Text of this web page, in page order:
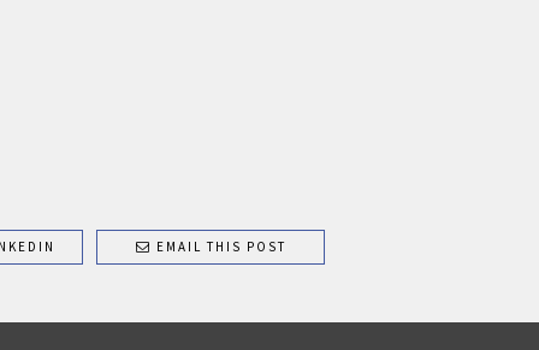
EMAIL THIS POST